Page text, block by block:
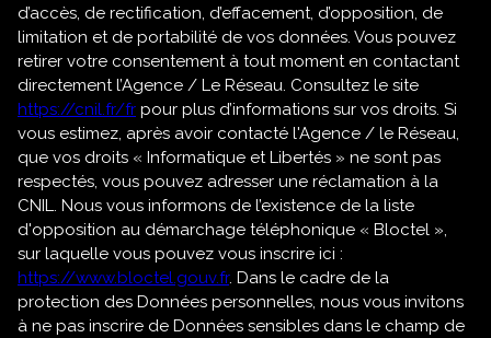
d’accès, de rectification, d’effacement, d’opposition, de
limitation et de portabilité de vos données. Vous pouvez
retirer votre consentement à tout moment en contactant
directement l’Agence / Le Réseau. Consultez le site
https://cnil.fr/fr pour plus d’informations sur vos droits. Si
vous estimez, après avoir contacté l'Agence / le Réseau,
que vos droits « Informatique et Libertés » ne sont pas
respectés, vous pouvez adresser une réclamation à la
CNIL. Nous vous informons de l’existence de la liste
d'opposition au démarchage téléphonique « Bloctel »,
sur laquelle vous pouvez vous inscrire ici :
https://www.bloctel.gouv.fr. Dans le cadre de la
protection des Données personnelles, nous vous invitons
à ne pas inscrire de Données sensibles dans le champ de